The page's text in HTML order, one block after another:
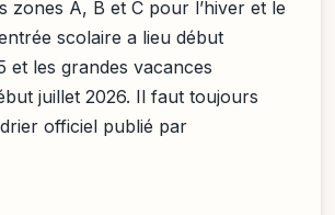
zones A, B et C pour l’hiver et le
scolaire a lieu début
et les grandes vacances
juillet 2026. Il faut toujours
officiel publié par